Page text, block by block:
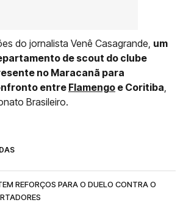
do jornalista Venê Casagrande, um
de scout do clube
no Maracanã para
entre Flamengo e Coritiba
Brasileiro.
REFORÇOS PARA O DUELO CONTRA O